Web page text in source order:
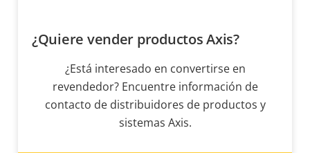
¿Quiere vender productos Axis?
¿Está interesado en convertirse en
revendedor? Encuentre información de
contacto de distribuidores de productos y
sistemas Axis.